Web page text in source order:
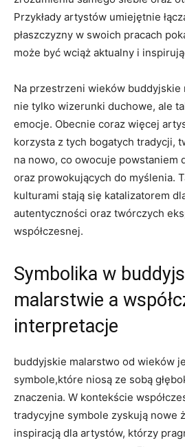
Przykłady artystów umiejętnie
płaszczyzny w swoich pracach
może być wciąż aktualny i
Na przestrzeni wieków buddyjskie
nie tylko wizerunki duchowe, ale
emocje. Obecnie coraz więcej
korzysta z tych bogatych tradycji,
na nowo, co owocuje powstaniem
oraz prowokujących do myślenia.
kulturami stają się katalizatorem
autentyczności oraz twórczych
współczesnej.
Symbolika w
malarstwie a
interpretacje
buddyjskie malarstwo od wieków
symbole,które niosą ze sobą
znaczenia. W kontekście
tradycyjne symbole zyskują nowe
inspiracją dla artystów, którzy